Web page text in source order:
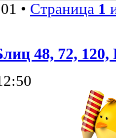
• Страница 1
48, 72,